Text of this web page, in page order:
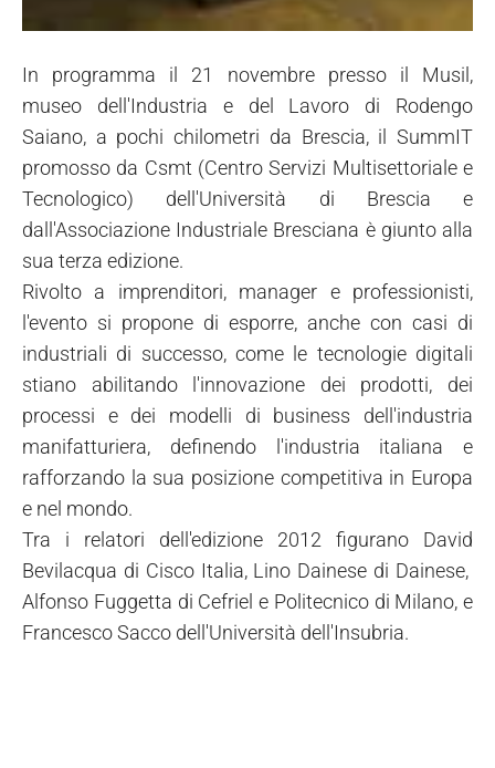
In programma il 21 novembre presso il Musil,
museo dell'Industria e del Lavoro di Rodengo
Saiano, a pochi chilometri da Brescia, il SummIT
promosso da Csmt (Centro Servizi Multisettoriale e
Tecnologico) dell'Università di Brescia e
dall'Associazione Industriale Bresciana è giunto alla
sua terza edizione.
Rivolto a imprenditori, manager e professionisti,
l'evento si propone di esporre, anche con casi di
industriali di successo, come le tecnologie digitali
stiano abilitando l'innovazione dei prodotti, dei
processi e dei modelli di business dell'industria
manifatturiera, definendo l'industria italiana e
rafforzando la sua posizione competitiva in Europa
e nel mondo.
Tra i relatori dell'edizione 2012 figurano David
Bevilacqua di Cisco Italia, Lino Dainese di Dainese,
Alfonso Fuggetta di Cefriel e Politecnico di Milano, e
Francesco Sacco dell'Università dell'Insubria.